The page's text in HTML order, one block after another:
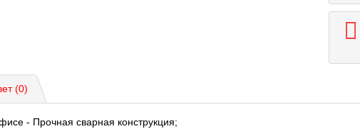
(0)
- Прочная сварная конструкция;